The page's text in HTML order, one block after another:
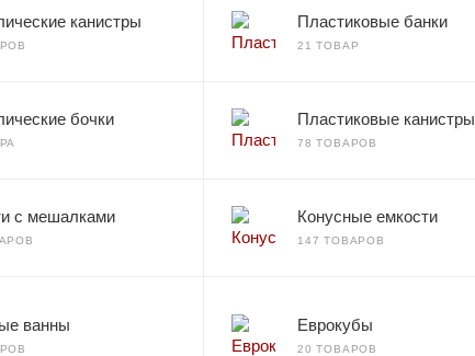
канистры Пластиковые банки
21 ТОВАР
бочки Пластиковые канистры
78 ТОВАРОВ
с мешалками Конусные емкости
147 ТОВАРОВ
ванны Еврокубы
20 ТОВАРОВ